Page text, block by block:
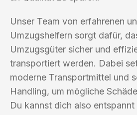
Unser Team von erfahrenen
Umzugshelfern sorgt dafür,
Umzugsgüter sicher und
transportiert werden. Dabei
moderne Transportmittel und
Handling, um mögliche
Du kannst dich also